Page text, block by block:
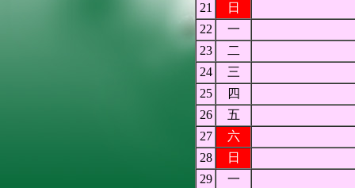
21
日
22
一
23
二
24
三
25
四
26
五
27
六
28
日
29
一